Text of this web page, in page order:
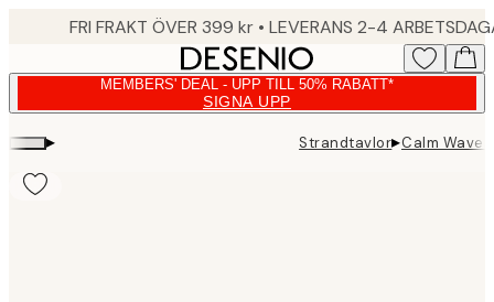
FRI FRAKT ÖVER 399 kr • LEVERANS 2-4
MEMBERS' DEAL - UPP TILL 50% RABATT*
SIGNA UPP
▸ Strandtavlor▸Calm